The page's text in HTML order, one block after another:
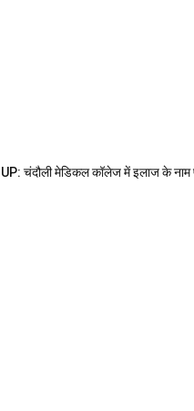
UP: चंदौली मेडिकल कॉलेज में इलाज के नाम